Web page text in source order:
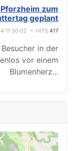
zum
geplant
11:30:02 HITS 417
in der
vor einem
Blumenherz...